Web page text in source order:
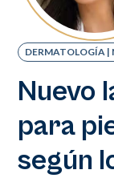
DERMATOLOGÍA |
Nuevo
para
según